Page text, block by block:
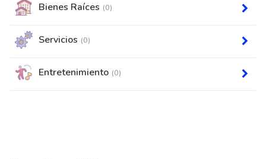
Bienes Raíces (0)
Servicios (0)
Entretenimiento (0)